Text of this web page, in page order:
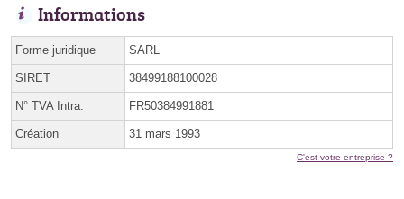
Informations
Forme juridique SARL
SIRET 38499188100028
N° TVA Intra. FR50384991881
Création 31 mars 1993
C'est votre entreprise ?